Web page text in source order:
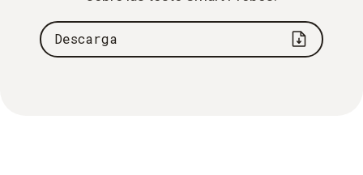
Descarga